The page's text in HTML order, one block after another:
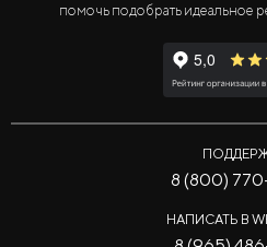
помочь подобрать идеальное
8 (800)
НАПИСАТЬ В